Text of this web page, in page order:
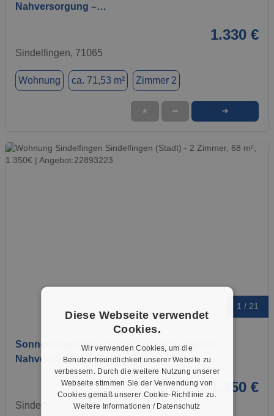
Nahversorgung –…
1.330 €
Sindelfingen, 71065
Wohnung ca. 71,53 m² Zimmer 2
★ ➦ ➜
1 / 21
Sonnenbergareal - Urbane Wohnqualität mit
Nahversorgung –…
1.350 €
Sindelfingen, 71065
Diese Webseite verwendet
Cookies.
Wir verwenden Cookies, um die
Benutzerfreundlichkeit unserer Website zu
verbessern. Durch die weitere Nutzung unserer
Webseite stimmen Sie der Verwendung von
Cookies gemäß unserer Cookie-Richtlinie zu.
Weitere Informationen / Datenschutz